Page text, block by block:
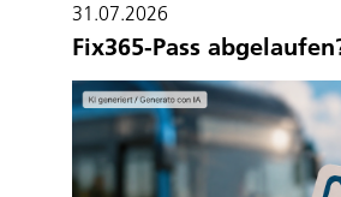
31.07.2026
Fix365-Pass